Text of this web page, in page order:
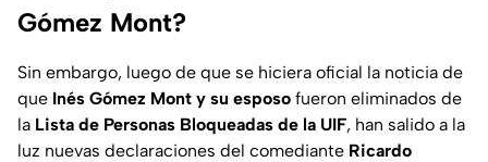
Gómez Mont?
Sin embargo, luego de que se hiciera oficial la noticia de
que Inés Gómez Mont y su esposo fueron eliminados de
la Lista de Personas Bloqueadas de la UIF, han salido a la
luz nuevas declaraciones del comediante Ricardo